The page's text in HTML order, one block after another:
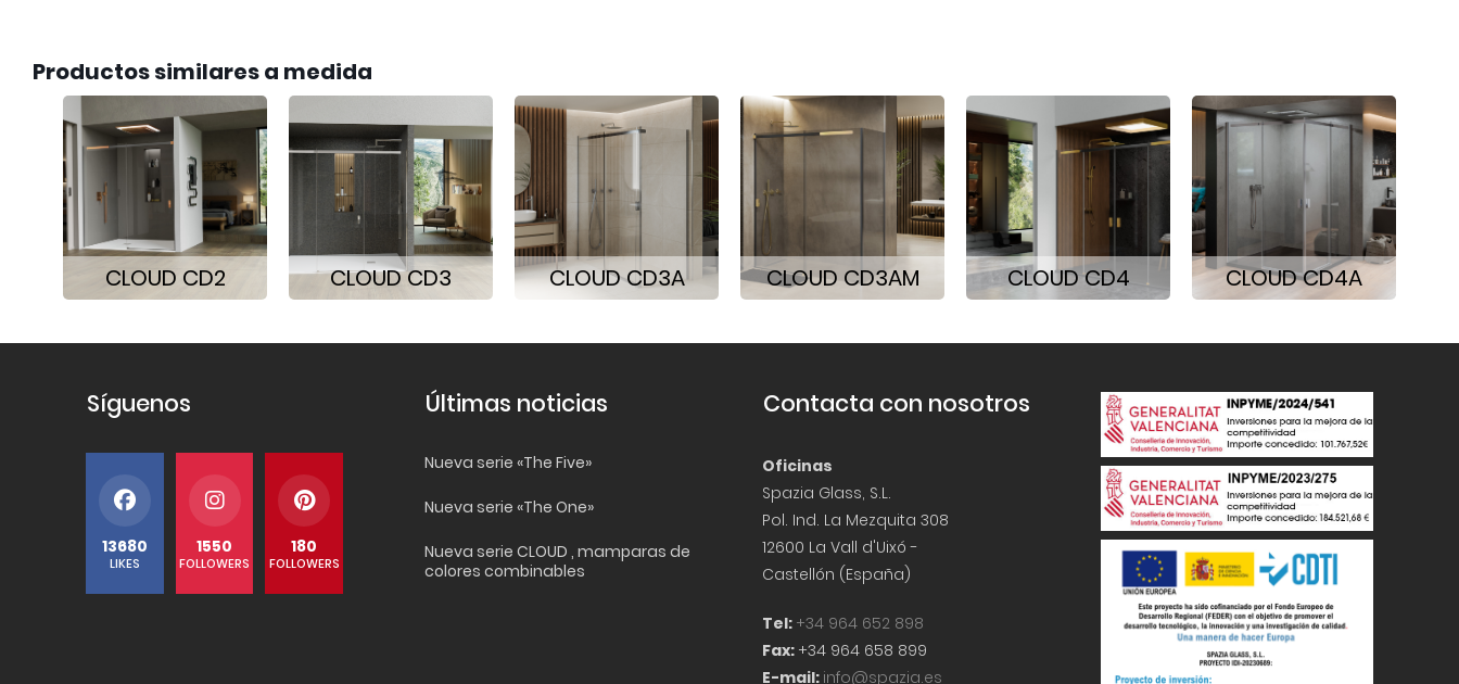
Productos similares a medida
CLOUD CD2 CLOUD CD3 CLOUD CD3A CLOUD CD3AM CLOUD CD4 CLOUD CD4A
Síguenos
13680
LIKES
1550
FOLLOWERS
180
FOLLOWERS
Últimas noticias
Nueva serie «The Five»
Nueva serie «The One»
Nueva serie CLOUD , mamparas de
colores combinables
Contacta con nosotros
Oficinas
Spazia Glass, S.L.
Pol. Ind. La Mezquita 308
12600 La Vall d'Uixó -
Castellón (España)
Tel: +34 964 652 898
Fax: +34 964 658 899
E-mail: info@spazia.es